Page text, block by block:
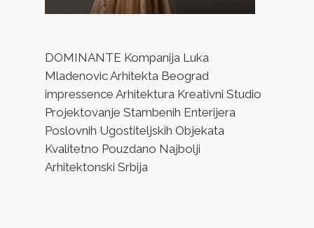
DOMINANTE Kompanija Luka
Mladenovic Arhitekta Beograd
impressence Arhitektura Kreativni Studio
Projektovanje Stambenih Enterijera
Poslovnih Ugostiteljskih Objekata
Kvalitetno Pouzdano Najbolji
Arhitektonski Srbija